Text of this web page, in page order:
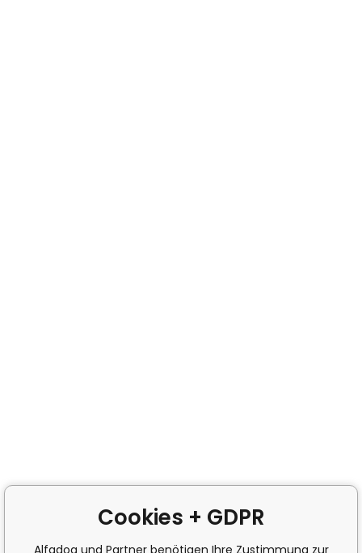
Cookies + GDPR
Alfadog und Partner benötigen Ihre Zustimmung zur